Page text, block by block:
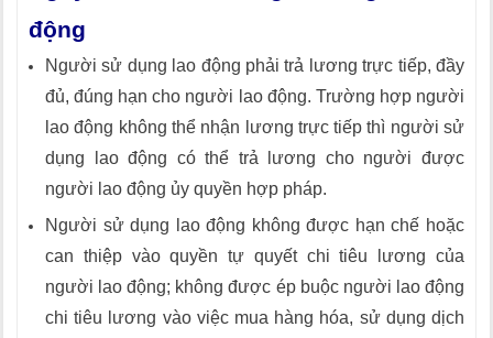
động
Người sử dụng lao động phải trả lương trực tiếp, đầy
đủ, đúng hạn cho người lao động. Trường hợp người
lao động không thể nhận lương trực tiếp thì người sử
dụng lao động có thể trả lương cho người được
người lao động ủy quyền hợp pháp.
Người sử dụng lao động không được hạn chế hoặc
can thiệp vào quyền tự quyết chi tiêu lương của
người lao động; không được ép buộc người lao động
chi tiêu lương vào việc mua hàng hóa, sử dụng dịch